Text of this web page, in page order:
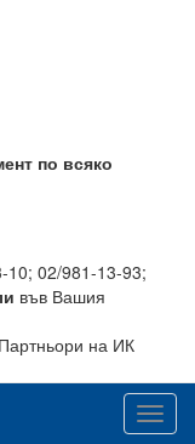
по всяко
10; 02/981-13-93;
във Вашия
на ИК
във Вашия